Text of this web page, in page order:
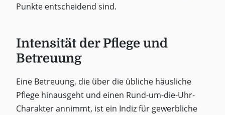
Punkte entscheidend sind.
Intensität der Pflege und
Betreuung
Eine Betreuung, die über die übliche häusliche
Pflege hinausgeht und einen Rund-um-die-Uhr-
Charakter annimmt, ist ein Indiz für gewerbliche